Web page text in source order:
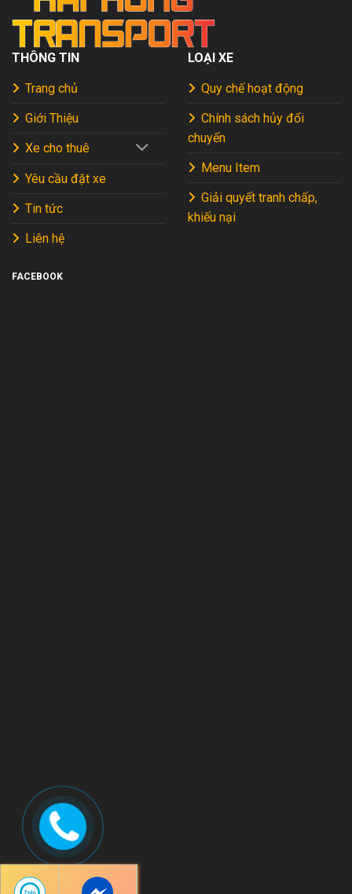
THÔNG TIN
Trang chủ
Giới Thiệu
Xe cho thuê
Yêu cầu đặt xe
Tin tức
Liên hệ
LOẠI XE
Quy chế hoạt động
Chính sách hủy đổi
chuyến
Menu Item
Giải quyết tranh chấp,
khiếu nại
FACEBOOK